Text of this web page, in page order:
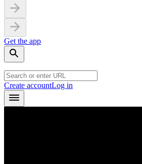
Get the app
Create accountLog in